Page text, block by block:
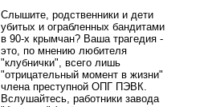
Слышите, родственники и дети
убитых и ограбленных бандитами
в 90-х крымчан? Ваша трагедия -
это, по мнению любителя
"клубнички", всего лишь
"отрицательный момент в жизни"
члена преступной ОПГ ПЭВК.
Вслушайтесь, работники завода